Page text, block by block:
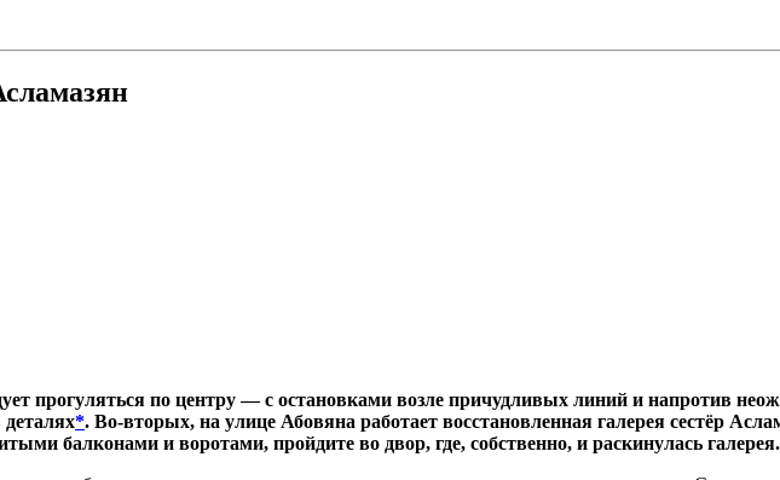
прогуляться по центру — с остановками возле причудливых линий и напротив
*. Во-вторых, на улице Абовяна работает восстановленная галерея сестёр
балконами и воротами, пройдите во двор, где, собственно, и раскинулась галерея.